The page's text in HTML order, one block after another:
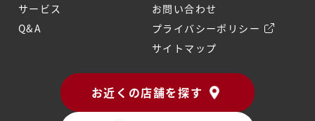
サービス
Q&A
お問い合わせ
プライバシーポリシー
サイトマップ
お近くの店舗を探す